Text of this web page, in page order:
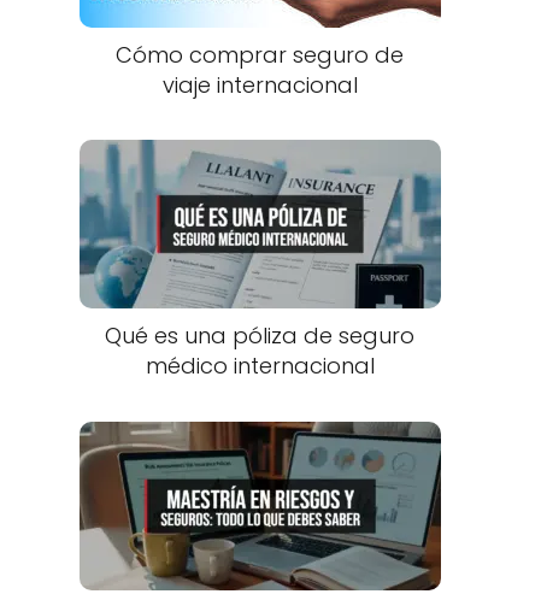
Cómo comprar seguro de
viaje internacional
Qué es una póliza de seguro
médico internacional